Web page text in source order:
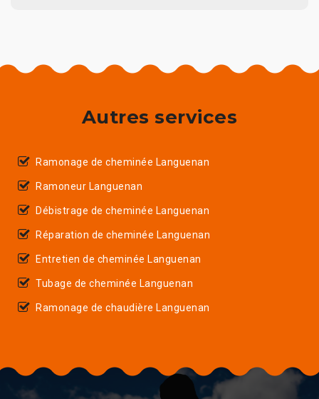
Autres services
Ramonage de cheminée Languenan
Ramoneur Languenan
Débistrage de cheminée Languenan
Réparation de cheminée Languenan
Entretien de cheminée Languenan
Tubage de cheminée Languenan
Ramonage de chaudière Languenan